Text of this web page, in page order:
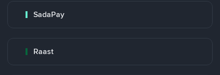
SadaPay
Raast